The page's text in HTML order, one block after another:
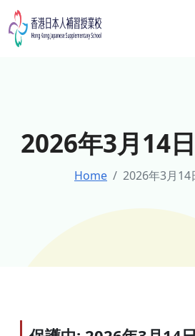
Skip
to
content
2026年3月14
Home 2026年3月14